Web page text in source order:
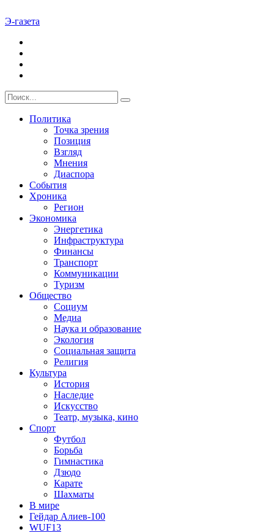
Э-газета
Политика
Точка зрения
Позиция
Взгляд
Мнения
Диаспора
События
Хроника
Регион
Экономика
Энергетика
Инфраструктура
Финансы
Транспорт
Коммуникации
Туризм
Общество
Социум
Медиа
Наука и образование
Экология
Социальная защита
Религия
Культура
История
Наследие
Искусство
Театр, музыка, кино
Спорт
Футбол
Борьба
Гимнастика
Дзюдо
Карате
Шахматы
В мире
Гейдар Алиев-100
WUF13